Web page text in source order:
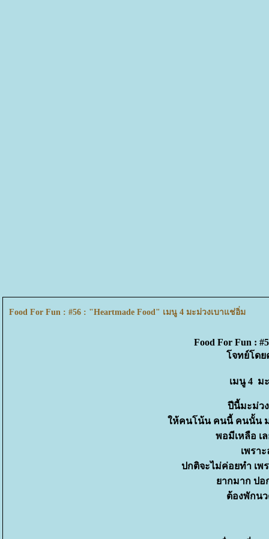
Food For Fun : #56 : "Heartmade Food" เมนู 4 มะม่วงเบาแช่อิ่ม
Food For Fun :
จทย์โดย
เมนู 4 ม
ปีนี้มะม่วง
ห้คนโน้น คนนี้ คนนั้น ม
พอมีเหลือ เ
เพรา
ปกติจะไม่ค่อยทำ เพ
ากมาก ปอ
ต้องพักนว